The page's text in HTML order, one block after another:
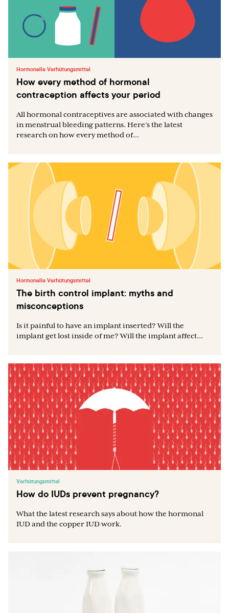
Hormonelle Verhütungsmittel
How every method of hormonal
contraception affects your period
All hormonal contraceptives are associated with changes
in menstrual bleeding patterns. Here’s the latest
research on how every method of...
Hormonelle Verhütungsmittel
The birth control implant: myths and
misconceptions
Is it painful to have an implant inserted? Will the
implant get lost inside of me? Will the implant affect...
Verhütungsmittel
How do IUDs prevent pregnancy?
What the latest research says about how the hormonal
IUD and the copper IUD work.